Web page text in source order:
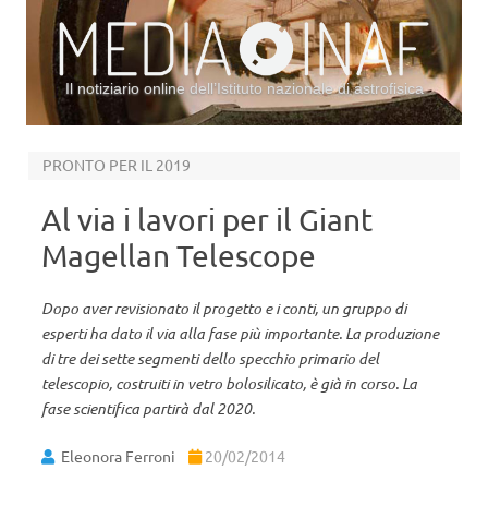
Il notiziario online dell’Istituto nazionale di astrofisica
PRONTO PER IL 2019
Al via i lavori per il Giant
Magellan Telescope
Dopo aver revisionato il progetto e i conti, un gruppo di
esperti ha dato il via alla fase più importante. La produzione
di tre dei sette segmenti dello specchio primario del
telescopio, costruiti in vetro bolosilicato, è già in corso. La
fase scientifica partirà dal 2020.
Eleonora Ferroni 20/02/2014